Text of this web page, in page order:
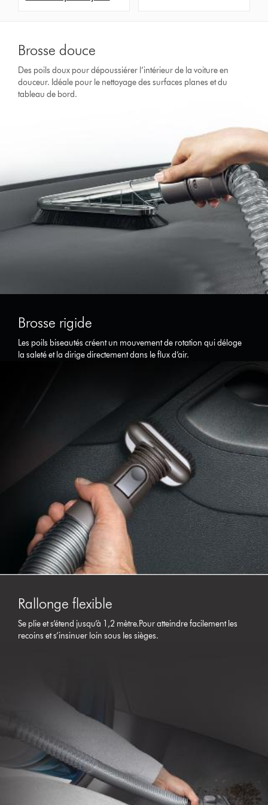
Brosse douce
Des poils doux pour dépoussiérer l’intérieur de la voiture en
douceur. Idéale pour le nettoyage des surfaces planes et du
tableau de bord.
Brosse rigide
Les poils biseautés créent un mouvement de rotation qui déloge
la saleté et la dirige directement dans le flux d’air.
Rallonge flexible
Se plie et s’étend jusqu’à 1,2 mètre.Pour atteindre facilement les
recoins et s’insinuer loin sous les sièges.